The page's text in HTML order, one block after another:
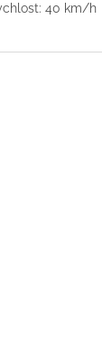
40 km/h